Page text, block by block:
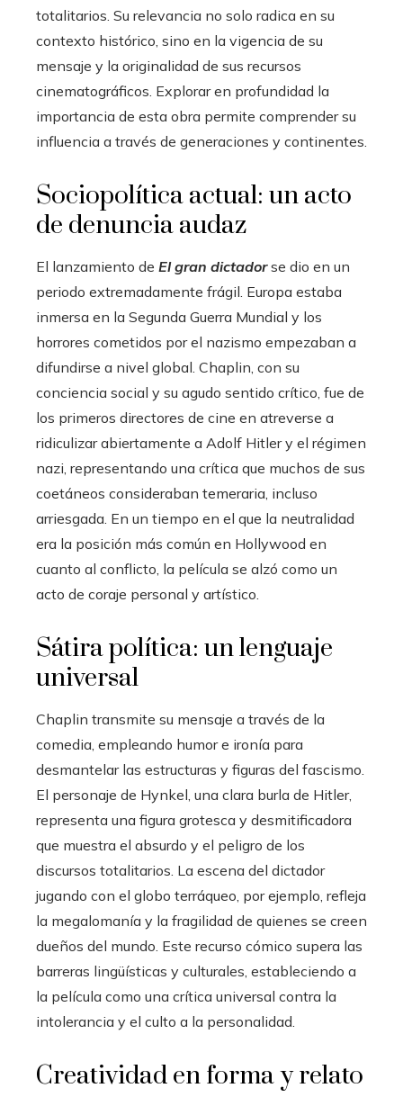
totalitarios. Su relevancia no solo radica en su
contexto histórico, sino en la vigencia de su
mensaje y la originalidad de sus recursos
cinematográficos. Explorar en profundidad la
importancia de esta obra permite comprender su
influencia a través de generaciones y continentes.
Sociopolítica actual: un acto
de denuncia audaz
El lanzamiento de El gran dictadorse dio en un
periodo extremadamente frágil. Europa estaba
inmersa en la Segunda Guerra Mundial y los
horrores cometidos por el nazismo empezaban a
difundirse a nivel global. Chaplin, con su
conciencia social y su agudo sentido crítico, fue de
los primeros directores de cine en atreverse a
ridiculizar abiertamente a Adolf Hitler y el régimen
nazi, representando una crítica que muchos de sus
coetáneos consideraban temeraria, incluso
arriesgada. En un tiempo en el que la neutralidad
era la posición más común en Hollywood en
cuanto al conflicto, la película se alzó como un
acto de coraje personal y artístico.
Sátira política: un lenguaje
universal
Chaplin transmite su mensaje a través de la
comedia, empleando humor e ironía para
desmantelar las estructuras y figuras del fascismo.
El personaje de Hynkel, una clara burla de Hitler,
representa una figura grotesca y desmitificadora
que muestra el absurdo y el peligro de los
discursos totalitarios. La escena del dictador
jugando con el globo terráqueo, por ejemplo, refleja
la megalomanía y la fragilidad de quienes se creen
dueños del mundo. Este recurso cómico supera las
barreras lingüísticas y culturales, estableciendo a
la película como una crítica universal contra la
intolerancia y el culto a la personalidad.
Creatividad en forma y relato